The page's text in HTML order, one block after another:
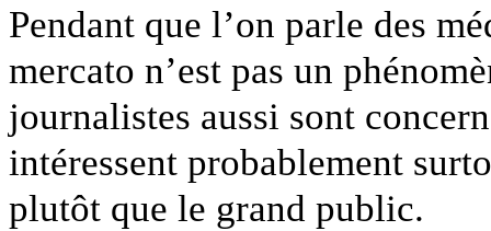
Pendant que l’on parle des
mercato n’est pas un
journalistes aussi sont
intéressent probablement
plutôt que le grand public.